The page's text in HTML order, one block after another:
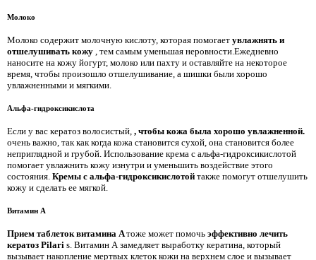
Молоко
Молоко содержит молочную кислоту, которая помогает увлажнять и
отшелушивать кожу , тем самым уменьшая неровности.Ежедневно
наносите на кожу йогурт, молоко или пахту и оставляйте на некоторое
время, чтобы произошло отшелушивание, а шишки были хорошо
увлажненными и мягкими.
Альфа-гидроксикислота
Если у вас кератоз волосистый, , чтобы кожа была хорошо увлажненной.
очень важно, так как когда кожа становится сухой, она становится более
неприглядной и грубой. Использование крема с альфа-гидроксикислотой
помогает увлажнить кожу изнутри и уменьшить воздействие этого
состояния. Кремы с альфа-гидроксикислотой также помогут отшелушить
кожу и сделать ее мягкой.
Витамин А
Прием таблеток витамина Aтоже может помочь эффективно лечить
кератоз Pilari s. Витамин А замедляет выработку кератина, который
вызывает накопление мертвых клеток кожи на верхнем слое и вызывает